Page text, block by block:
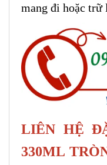
mang đi hoặc trữ
LIÊN HỆ
330ML